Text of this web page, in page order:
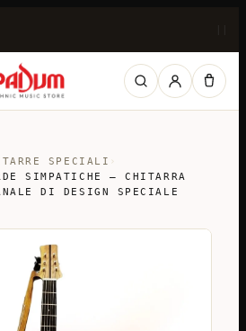
SPECIALI ›
SIMPATICHE – CHITARRA
DI DESIGN SPECIALE